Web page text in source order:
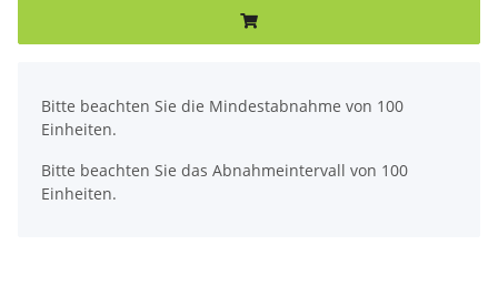
Bitte beachten Sie die Mindestabnahme von 100
Einheiten.
Bitte beachten Sie das Abnahmeintervall von 100
Einheiten.